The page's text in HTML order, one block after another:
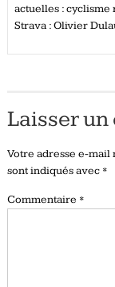
actuelles : cyclisme
Strava : Olivier
Laisser
Votre adresse e-mail
sont indiqués avec *
Commentaire *